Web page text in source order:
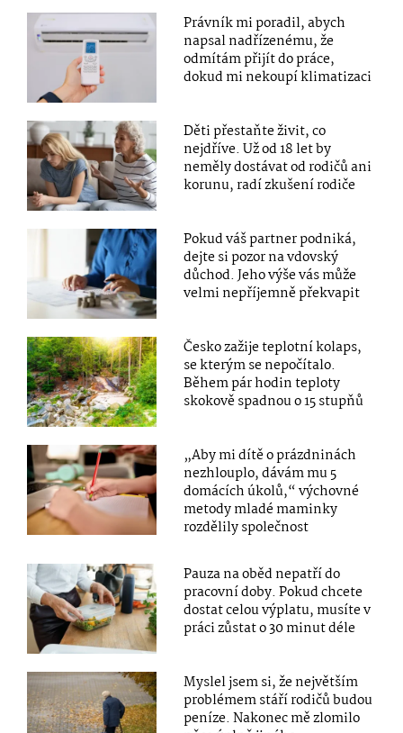
Právník mi poradil, abych
napsal nadřízenému, že
odmítám přijít do práce,
dokud mi nekoupí klimatizaci
Děti přestaňte živit, co
nejdříve. Už od 18 let by
neměly dostávat od rodičů ani
korunu, radí zkušení rodiče
Pokud váš partner podniká,
dejte si pozor na vdovský
důchod. Jeho výše vás může
velmi nepříjemně překvapit
Česko zažije teplotní kolaps,
se kterým se nepočítalo.
Během pár hodin teploty
skokově spadnou o 15 stupňů
„Aby mi dítě o prázdninách
nezhlouplo, dávám mu 5
domácích úkolů,“ výchovné
metody mladé maminky
rozdělily společnost
Pauza na oběd nepatří do
pracovní doby. Pokud chcete
dostat celou výplatu, musíte v
práci zůstat o 30 minut déle
Myslel jsem si, že největším
problémem stáří rodičů budou
peníze. Nakonec mě zlomilo